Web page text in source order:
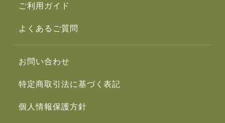
ご利用ガイド
よくあるご質問
お問い合わせ
特定商取引法に基づく表記
個人情報保護方針